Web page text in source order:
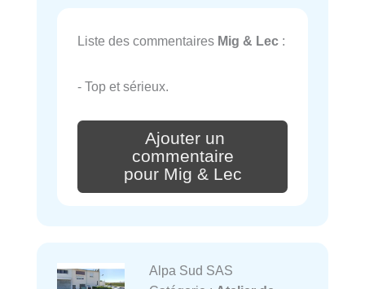
Liste des commentaires Mig & Lec :
- Top et sérieux.
Ajouter un
commentaire
pour Mig & Lec
Alpa Sud SAS